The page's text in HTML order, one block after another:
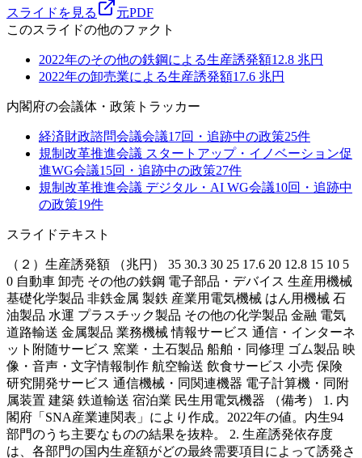
スライドを見る
元PDF
このスライドの他のファクト
2022年のその他の鉄鋼による生産誘発額12.8 兆円
2022年の卸売業による生産誘発額17.6 兆円
内閣府の会議体・政策トラッカー
経済財政諮問会議会議17回・追跡中の政策25件
規制改革推進会議 スタートアップ・イノベーション促
進WG会議15回・追跡中の政策27件
規制改革推進会議 デジタル・AI WG会議10回・追跡中
の政策19件
スライドテキスト
（２）生産誘発額 （兆円） 35 30.3 30 25 17.6 20 12.8 15 10 5
0 自動車 卸売 その他の鉄鋼 電子部品・デバイス 生産用機械
基礎化学製品 非鉄金属 製鉄 産業用電気機械 はん用機械 石
油製品 水運 プラスチック製品 その他の化学製品 金融 電気
道路輸送 金属製品 業務機械 情報サービス 通信・インターネ
ット附随サービス 窯業・土石製品 船舶・同修理 ゴム製品 映
像・音声・文字情報制作 航空輸送 飲食サービス 小売 保険
研究開発サービス 通信機械・同関連機器 電子計算機・同附
属装置 建築 鉄道輸送 宿泊業 民生用電気機器 （備考） 1. 内
閣府「SNA産業連関表」により作成。2022年の値。内生94
部門のうち主要なものの結果を抜粋。 2. 生産誘発依存度
は、各部門の国内生産額がどの最終需要項目によって誘発さ